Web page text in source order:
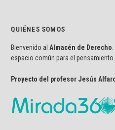
QUIÉNES SOMOS
Bienvenido al Almacén de Derecho
espacio común para el pensamiento
Proyecto del profesor Jesús